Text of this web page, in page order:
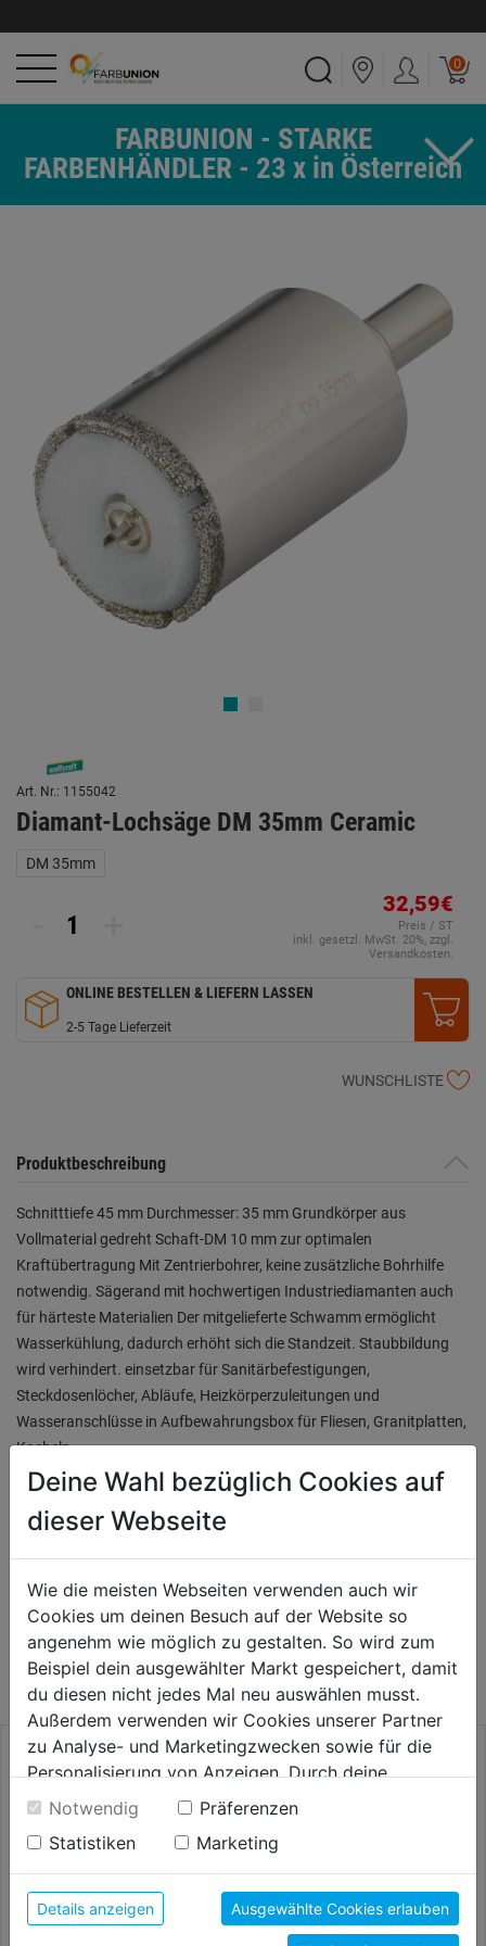
0
FARBUNION - STARKE
FARBENHÄNDLER - 23 x in Österreich
Art. Nr.: 1155042
Diamant-Lochsäge DM 35mm Ceramic
DM 35mm
32,59€
Preis / ST
inkl. gesetzl. MwSt. 20%, zzgl.
Versandkosten.
ONLINE BESTELLEN & LIEFERN LASSEN
2-5 Tage Lieferzeit
WUNSCHLISTE
Produktbeschreibung
Schnitttiefe 45 mm Durchmesser: 35 mm Grundkörper aus
Vollmaterial gedreht Schaft-DM 10 mm zur optimalen
Kraftübertragung Mit Zentrierbohrer, keine zusätzliche Bohrhilfe
notwendig. Sägerand mit hochwertigen Industriediamanten auch
für härteste Materialien Der mitgelieferte Schwamm ermöglicht
Wasserkühlung, dadurch erhöht sich die Standzeit. Staubbildung
wird verhindert. einsetzbar für Sanitärbefestigungen,
Steckdosenlöcher, Abläufe, Heizkörperzuleitungen und
Wasseranschlüsse in Aufbewahrungsbox für Fliesen, Granitplatten,
Kacheln
Bewertung (0)
WEITERE PRODUKTE AUS DIESER
KATEGORIE
Deine Wahl bezüglich Cookies auf
dieser Webseite
Wie die meisten Webseiten verwenden auch wir
Cookies um deinen Besuch auf der Website so
angenehm wie möglich zu gestalten. So wird zum
Beispiel dein ausgewählter Markt gespeichert, damit
du diesen nicht jedes Mal neu auswählen musst.
Außerdem verwenden wir Cookies unserer Partner
zu Analyse- und Marketingzwecken sowie für die
Personalisierung von Anzeigen. Durch deine
Einwilligung werden die Daten von Drittanbieter,
unter anderem auch in den USA, verarbeitet.
Durch Klick auf "Alle Cookies erlauben" stimmst du
der Verwendung aller Cookies zu. Unter "Details
anzeigen" findest du alle Infos zu den
unterschiedlichen Cookies, unter "Cookies
Notwendig
Präferenzen
Statistiken
Marketing
Details anzeigen Ausgewählte Cookies erlauben